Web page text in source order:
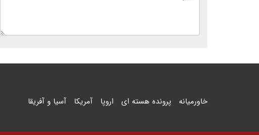
خاورمیانه پرونده هسته ای اروپا آمریکا آسیا و آفریقا